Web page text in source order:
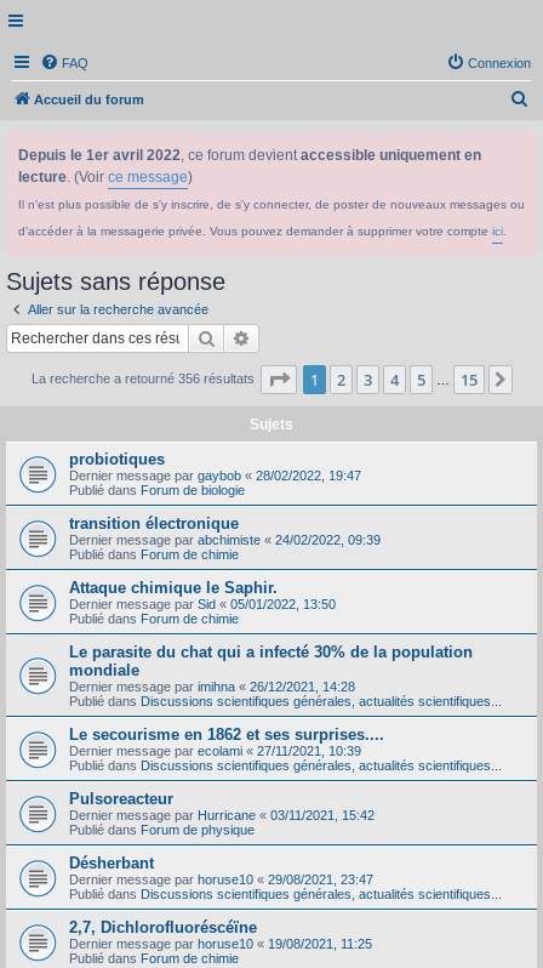
FAQ Connexion
Accueil du forum
Depuis le 1er avril 2022, ce forum devientaccessible uniquement en
lecture. (Voir ce message)
Il n'est plus possible de s'y inscrire, de s'y connecter, de poster de nouveaux messages ou
d'accéder à la messagerie privée. Vous pouvez demander à supprimer votre compte ici
Sujets sans réponse
Aller sur la recherche avancée
Rechercher
La recherche a retourné 356 résultats Page 1sur15
1 2 3 4 5 15
Sujets
probiotiques
Dernier message par gaybob « 28/02/2022, 19:47
Publié dans Forum de biologie
transition électronique
Dernier message par abchimiste « 24/02/2022, 09:39
Publié dans Forum de chimie
Attaque chimique le Saphir.
Dernier message par Sid « 05/01/2022, 13:50
Publié dans Forum de chimie
Le parasite du chat qui a infecté 30% de la population
mondiale
Dernier message par imihna « 26/12/2021, 14:28
Publié dans Discussions scientifiques générales, actualités scientifiques...
Le secourisme en 1862 et ses surprises....
Dernier message par ecolami « 27/11/2021, 10:39
Publié dans Discussions scientifiques générales, actualités scientifiques...
Pulsoreacteur
Dernier message par Hurricane « 03/11/2021, 15:42
Publié dans Forum de physique
Désherbant
Dernier message par horuse10 « 29/08/2021, 23:47
Publié dans Discussions scientifiques générales, actualités scientifiques...
2,7, Dichlorofluoréscéïne
Dernier message par horuse10 « 19/08/2021, 11:25
Publié dans Forum de chimie